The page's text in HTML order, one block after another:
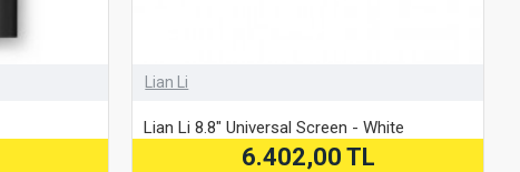
Lian Li
Lian Li 8.8" Universal Screen - White
6.402,00 TL